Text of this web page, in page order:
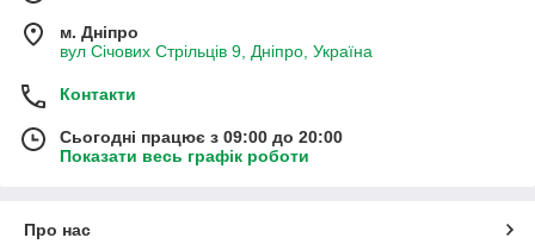
м. Дніпро
вул Січових Стрільців 9, Дніпро, Україна
Контакти
Сьогодні працює з 09:00 до 20:00
Показати весь графік роботи
Про нас